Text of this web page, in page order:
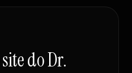
do Dr.